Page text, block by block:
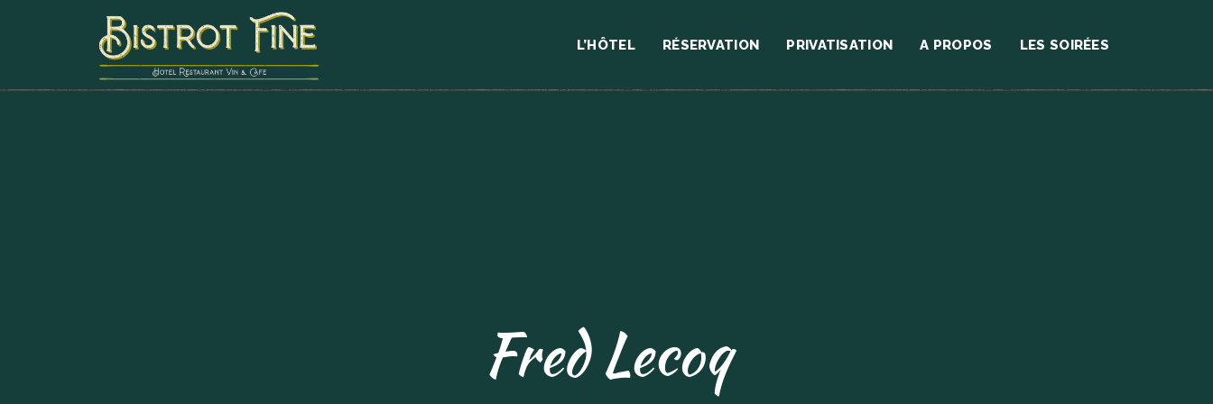
L’HÔTEL RÉSERVATION PRIVATISATION A PROPOS LES SOIRÉES
Fred Lecoq